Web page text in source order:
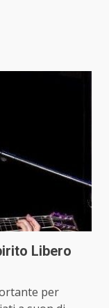
Libero
per